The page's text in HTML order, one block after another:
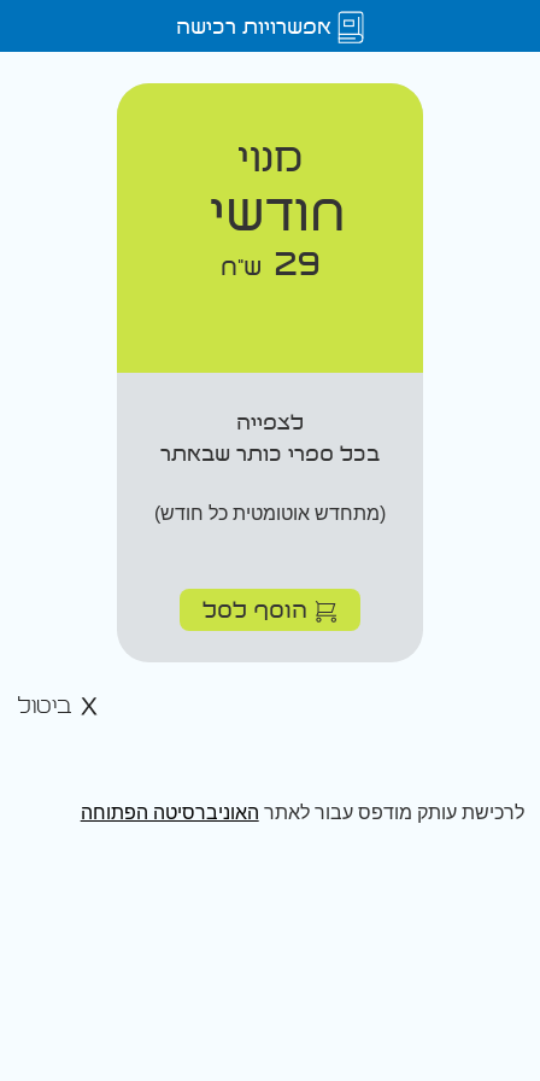
אפשרויות רכישה
מנוי
חודשי
29 ש"ח
לצפייה
בכל ספרי כותר שבאתר
(מתחדש אוטומטית כל חודש)
הוסף לסל
ביטול
לרכישת עותק מודפס עבור לאתר האוניברסיטה הפתוחה